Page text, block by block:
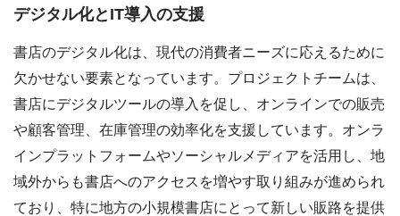
デジタル化とIT導入の支援
書店のデジタル化は、現代の消費者ニーズに応えるために
欠かせない要素となっています。プロジェクトチームは、
書店にデジタルツールの導入を促し、オンラインでの販売
や顧客管理、在庫管理の効率化を支援しています。オンラ
インプラットフォームやソーシャルメディアを活用し、地
域外からも書店へのアクセスを増やす取り組みが進められ
ており、特に地方の小規模書店にとって新しい販路を提供